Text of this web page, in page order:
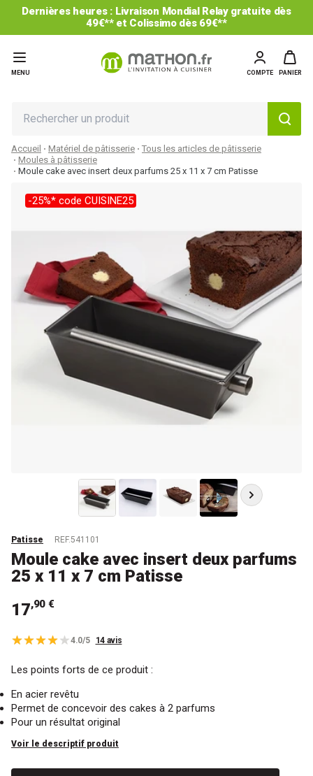
Dernières heures : Livraison Mondial Relay gratuite dès
49€** et Colissimo dès 69€**
MENU COMPTE PANIER
Accueil Matériel de pâtisserie
Tous les articles de pâtisserie
Moules à pâtisserie
Moule cake avec insert deux parfums 25 x 11 x 7 cm Patisse
-25%* code CUISINE25
Patisse REF.541101
Moule cake avec insert deux parfums
25 x 11 x 7 cm Patisse
17,90 €
4.0/5 14 avis
Les points forts de ce produit :
En acier revêtu
Permet de concevoir des cakes à 2 parfums
Pour un résultat original
Voir le descriptif produit